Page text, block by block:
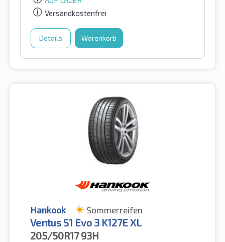
Versandkostenfrei
Details Warenkorb
Hankook Sommerreifen
Ventus S1 Evo 3 K127E XL
205/50R17 93H